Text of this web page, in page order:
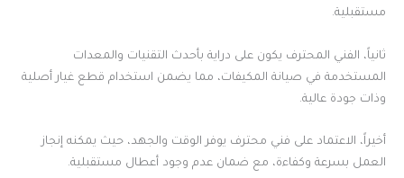
مستقبلية.
ثانياً، الفني المحترف يكون على دراية بأحدث التقنيات والمعدات
المستخدمة في صيانة المكيفات، مما يضمن استخدام قطع غيار أصلية
وذات جودة عالية.
أخيراً، الاعتماد على فني محترف يوفر الوقت والجهد، حيث يمكنه إنجاز
العمل بسرعة وكفاءة، مع ضمان عدم وجود أعطال مستقبلية.